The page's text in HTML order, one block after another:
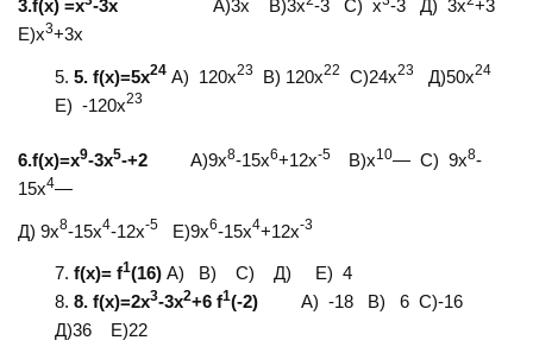
3.f(x) =х -3х А)3х В)3х -3 С) х -3 Д) 3х +3
Е)х3+3х
5. f(х)=5х24А) 120х23 В) 120х22 С)24х23 Д)50х24
Е) -120х23
6.f(х)=х9-3х5-+2 А)9х8-15х6+12х-5 В)х10— С) 9х8-
15х4—
Д) 9х8-15х4-12х-5 Е)9х6-15х4+12х-3
f(х)= f1(16)А) В) С) Д) Е) 4
8. f(х)=2х3-3х2+6 f1(-2)А) -18 В) 6 С)-16
Д)36 Е)22